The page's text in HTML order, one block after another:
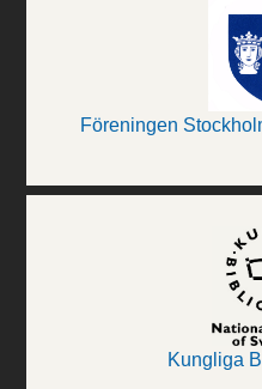
Föreningen
Kungliga